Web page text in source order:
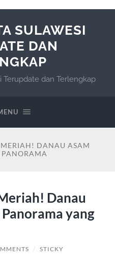
SULAWESI
DAN
Terupdate dan Terlengkap
DANAU ASAM
Danau
yang
/ STICKY